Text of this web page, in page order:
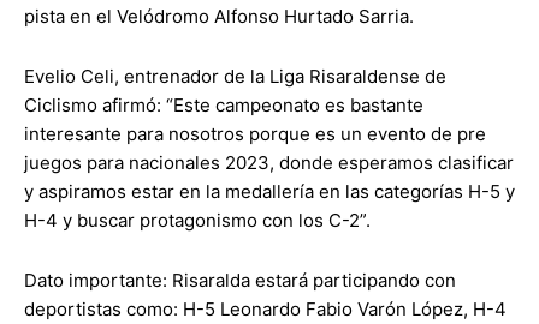
pista en el Velódromo Alfonso Hurtado Sarria.
Evelio Celi, entrenador de la Liga Risaraldense de
Ciclismo afirmó: “Este campeonato es bastante
interesante para nosotros porque es un evento de pre
juegos para nacionales 2023, donde esperamos clasificar
y aspiramos estar en la medallería en las categorías H-5 y
H-4 y buscar protagonismo con los C-2”.
Dato importante: Risaralda estará participando con
deportistas como: H-5 Leonardo Fabio Varón López, H-4